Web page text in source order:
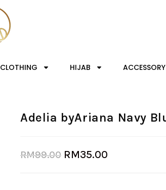
CLOTHING HIJAB ACCESSORY
Adelia byAriana Navy
RM99.00 RM35.00